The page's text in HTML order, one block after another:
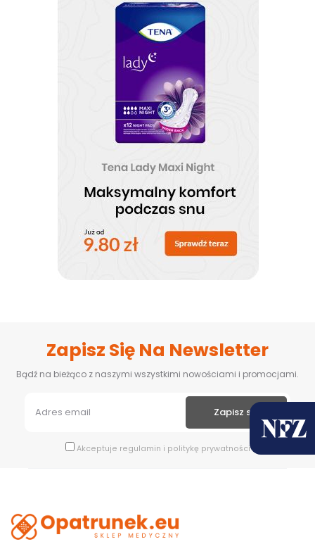
Zapisz Się Na Newsletter
Bądź na bieżąco z naszymi wszystkimi nowościami i promocjami.
Akceptuje regulamin i politykę prywatności